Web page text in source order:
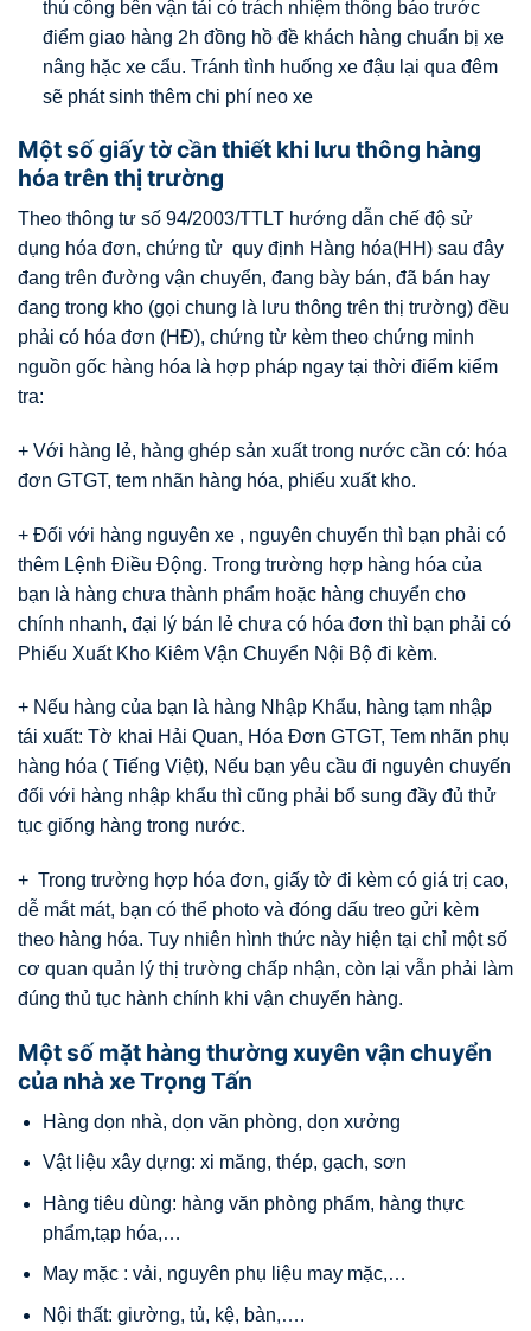
thủ công bên vận tải có trách nhiệm thông báo trước
điểm giao hàng 2h đồng hồ đề khách hàng chuẩn bị xe
nâng hặc xe cẩu. Tránh tình huống xe đậu lại qua đêm
sẽ phát sinh thêm chi phí neo xe
Một số giấy tờ cần thiết khi lưu thông hàng
hóa trên thị trường
Theo thông tư số 94/2003/TTLT hướng dẫn chế độ sử
dụng hóa đơn, chứng từ quy định Hàng hóa(HH) sau đây
đang trên đường vận chuyển, đang bày bán, đã bán hay
đang trong kho (gọi chung là lưu thông trên thị trường) đều
phải có hóa đơn (HĐ), chứng từ kèm theo chứng minh
nguồn gốc hàng hóa là hợp pháp ngay tại thời điểm kiểm
tra:
+ Với hàng lẻ, hàng ghép sản xuất trong nước cần có: hóa
đơn GTGT, tem nhãn hàng hóa, phiếu xuất kho.
+ Đối với hàng nguyên xe , nguyên chuyến thì bạn phải có
thêm Lệnh Điều Động. Trong trường hợp hàng hóa của
bạn là hàng chưa thành phẩm hoặc hàng chuyển cho
chính nhanh, đại lý bán lẻ chưa có hóa đơn thì bạn phải có
Phiếu Xuất Kho Kiêm Vận Chuyển Nội Bộ đi kèm.
+ Nếu hàng của bạn là hàng Nhập Khẩu, hàng tạm nhập
tái xuất: Tờ khai Hải Quan, Hóa Đơn GTGT, Tem nhãn phụ
hàng hóa ( Tiếng Việt), Nếu bạn yêu cầu đi nguyên chuyến
đối với hàng nhập khẩu thì cũng phải bổ sung đầy đủ thử
tục giống hàng trong nước.
+ Trong trường hợp hóa đơn, giấy tờ đi kèm có giá trị cao,
dễ mắt mát, bạn có thể photo và đóng dấu treo gửi kèm
theo hàng hóa. Tuy nhiên hình thức này hiện tại chỉ một số
cơ quan quản lý thị trường chấp nhận, còn lại vẫn phải làm
đúng thủ tục hành chính khi vận chuyển hàng.
Một số mặt hàng thường xuyên vận chuyển
của nhà xe Trọng Tấn
Hàng dọn nhà, dọn văn phòng, dọn xưởng
Vật liệu xây dựng: xi măng, thép, gạch, sơn
Hàng tiêu dùng: hàng văn phòng phẩm, hàng thực
phẩm,tạp hóa,…
May mặc : vải, nguyên phụ liệu may mặc,…
Nội thất: giường, tủ, kệ, bàn,….